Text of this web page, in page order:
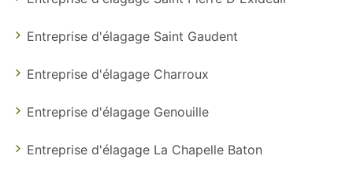
Entreprise d'élagage Saint Gaudent
Entreprise d'élagage Charroux
Entreprise d'élagage Genouille
Entreprise d'élagage La Chapelle Baton